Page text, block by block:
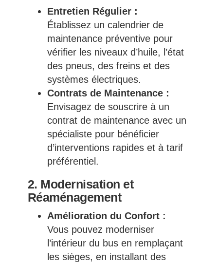
Entretien Régulier :
Établissez un calendrier de
maintenance préventive pour
vérifier les niveaux d’huile, l’état
des pneus, des freins et des
systèmes électriques.
Contrats de Maintenance :
Envisagez de souscrire à un
contrat de maintenance avec un
spécialiste pour bénéficier
d’interventions rapides et à tarif
préférentiel.
2. Modernisation et
Réaménagement
Amélioration du Confort :
Vous pouvez moderniser
l’intérieur du bus en remplaçant
les sièges, en installant des